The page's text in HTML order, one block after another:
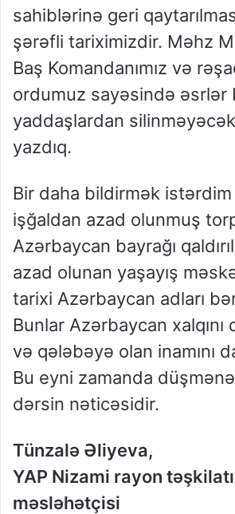
sahiblərinə geri
şərəfli tariximizdir. Məhz
Baş Komandanımız və
ordumuz sayəsində əsrlər
yaddaşlardan
yazdıq.
Bir daha bildirmək
işğaldan azad olunmuş
Azərbaycan bayrağı
azad olunan yaşayış
tarixi Azərbaycan adları
Bunlar Azərbaycan xalqını
və qələbəyə olan inamını
Bu eyni zamanda
dərsin nəticəsidir.
Tünzalə Əliyeva,
YAP Nizami rayon
məsləhətçisi